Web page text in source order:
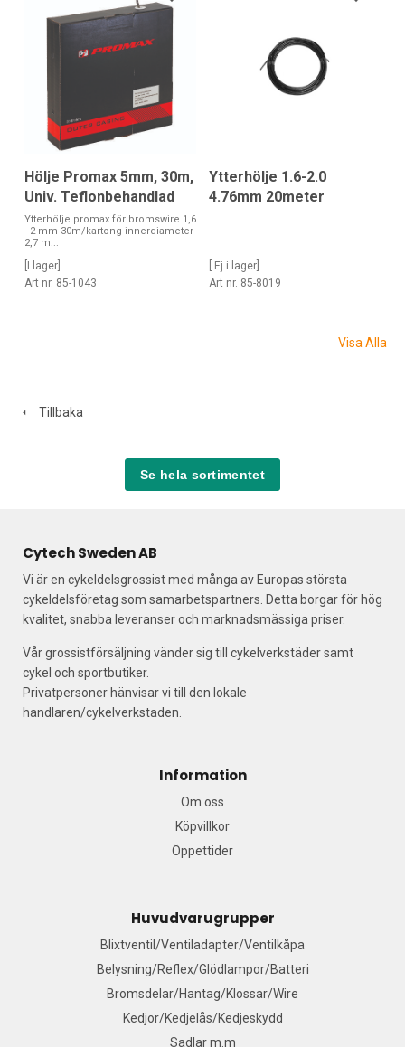
Hölje Promax 5mm, 30m,
Univ. Teflonbehandlad
Ytterhölje promax för bromswire 1,6
- 2 mm 30m/kartong innerdiameter
2,7 m...
[I lager]
Art nr. 85-1043
Ytterhölje 1.6-2.0
4.76mm 20meter
[ Ej i lager]
Art nr. 85-8019
Visa Alla
Tillbaka
Se hela sortimentet
Cytech Sweden AB
Vi är en cykeldelsgrossist med många av Europas största
cykeldelsföretag som samarbetspartners. Detta borgar för hög
kvalitet, snabba leveranser och marknadsmässiga priser.
Vår grossistförsäljning vänder sig till cykelverkstäder samt
cykel och sportbutiker.
Privatpersoner hänvisar vi till den lokale
handlaren/cykelverkstaden.
Information
Om oss
Köpvillkor
Öppettider
Huvudvarugrupper
Blixtventil/Ventiladapter/Ventilkåpa
Belysning/Reflex/Glödlampor/Batteri
Bromsdelar/Hantag/Klossar/Wire
Kedjor/Kedjelås/Kedjeskydd
Sadlar m.m